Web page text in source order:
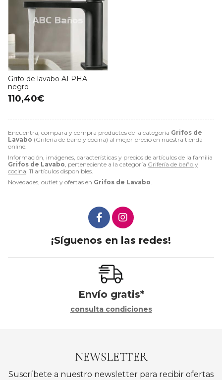
Encuentra, compara y compra productos de la categoría Grifos de
Lavabo (Grifería de baño y cocina) al mejor precio en nuestra tienda
online.
Información, imágenes, características y precios de artículos de la familia
Grifos de Lavabo, perteneciente a la categoría Grifería de baño y
cocina. 11 artículos disponibles.
Novedades, outlet y ofertas en Grifos de Lavabo.
Grifo de lavabo ALPHA
negro
110,40€
¡Síguenos en las redes!
Envío gratis*
consulta condiciones
NEWSLETTER
Suscríbete a nuestro newsletter para recibir ofertas